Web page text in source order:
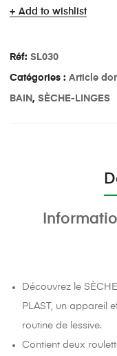
Add to wishlist
Réf: SL030
Catégories : Article
BAIN, SÈCHE-LINGES
Découvrez le
PLAST, un appareil
routine de lessive.
Contient deux